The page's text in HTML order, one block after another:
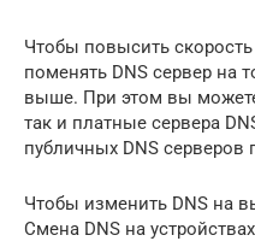
Чтобы повысить
поменять DNS сервер на
выше. При этом вы
так и платные сервера
публичных DNS серверов
Чтобы изменить DNS на
Смена DNS на